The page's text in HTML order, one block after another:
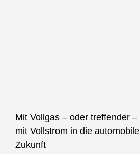
Mit Vollgas – oder treffender –
mit Vollstrom in die automobile
Zukunft